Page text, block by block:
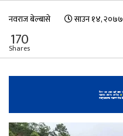
नवराज बेल्बासे साउन १४, २०७७
170
Shares